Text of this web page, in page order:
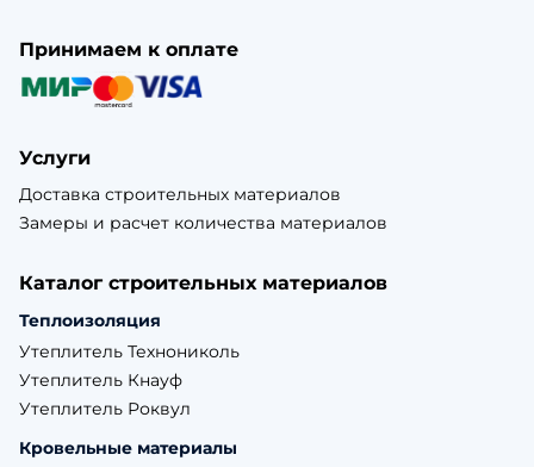
Принимаем к оплате
Услуги
Доставка строительных материалов
Замеры и расчет количества материалов
Каталог строительных материалов
Теплоизоляция
Утеплитель Технониколь
Утеплитель Кнауф
Утеплитель Роквул
Кровельные материалы